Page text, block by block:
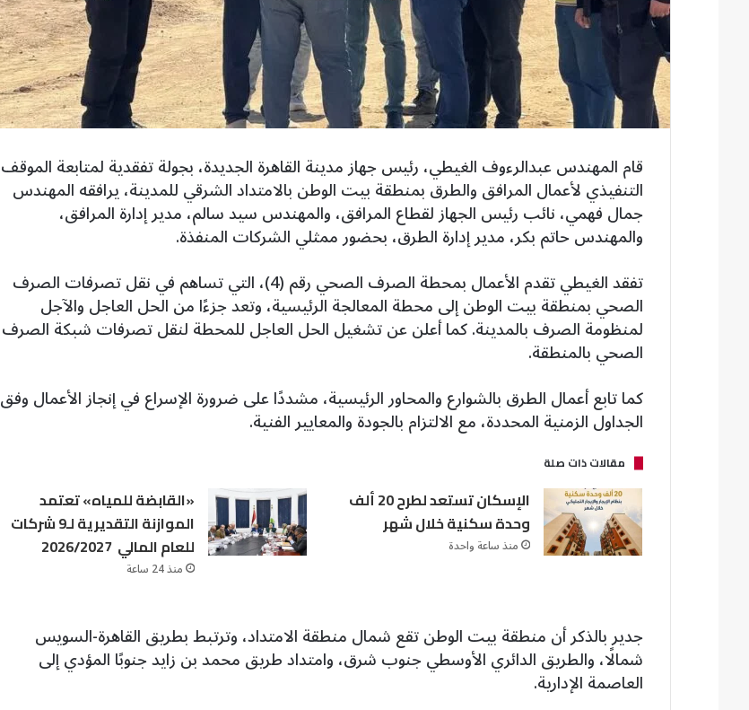
قام المهندس عبدالرءوف الغيطي، رئيس جهاز مدينة القاهرة الجديدة، بجولة تفقدية لمتابعة الموقف
التنفيذي لأعمال المرافق والطرق بمنطقة بيت الوطن بالامتداد الشرقي للمدينة، يرافقه المهندس
جمال فهمي، نائب رئيس الجهاز لقطاع المرافق، والمهندس سيد سالم، مدير إدارة المرافق،
والمهندس حاتم بكر، مدير إدارة الطرق، بحضور ممثلي الشركات المنفذة.
تفقد الغيطي تقدم الأعمال بمحطة الصرف الصحي رقم (4)، التي تساهم في نقل تصرفات الصرف
الصحي بمنطقة بيت الوطن إلى محطة المعالجة الرئيسية، وتعد جزءًا من الحل العاجل والآجل
لمنظومة الصرف بالمدينة. كما أعلن عن تشغيل الحل العاجل للمحطة لنقل تصرفات شبكة الصرف
الصحي بالمنطقة.
كما تابع أعمال الطرق بالشوارع والمحاور الرئيسية، مشددًا على ضرورة الإسراع في إنجاز الأعمال وفق
الجداول الزمنية المحددة، مع الالتزام بالجودة والمعايير الفنية.
مقالات ذات صلة
الإسكان تستعد لطرح 20 ألف
وحدة سكنية خلال شهر
منذ ساعة واحدة
«القابضة للمياه» تعتمد
الموازنة التقديرية لـ9 شركات
للعام المالي 2026/2027
منذ 24 ساعة
جدير بالذكر أن منطقة بيت الوطن تقع شمال منطقة الامتداد، وترتبط بطريق القاهرة-السويس
شمالًا، والطريق الدائري الأوسطي جنوب شرق، وامتداد طريق محمد بن زايد جنوبًا المؤدي إلى
العاصمة الإدارية.